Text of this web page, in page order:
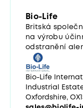
Bio-Life
Britská
na výrobu
odstranění
Bio-Life
Industrial
Oxfordshire,